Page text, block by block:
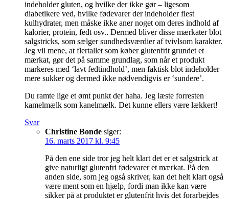
indeholder gluten, og hvilke der ikke gør – ligesom
diabetikere ved, hvilke fødevarer der indeholder flest
kulhydrater, men måske ikke aner noget om deres indhold af
kalorier, protein, fedt osv.. Dermed bliver disse mærkater blot
salgstricks, som sælger sundhedsværdier af tvivlsom karakter.
Jeg vil mene, at flertallet som køber glutenfrit grundet et
mærkat, gør det på samme grundlag, som når et produkt
markeres med ‘lavt fedtindhold’, men faktisk blot indeholder
mere sukker og dermed ikke nødvendigvis er ‘sundere’.
Du ramte lige et ømt punkt der haha. Jeg læste forresten
kamelmælk som kanelmælk. Det kunne ellers være lækkert!
Svar
Christine Bonde siger:
16. marts 2017 kl. 9:45
På den ene side tror jeg helt klart det er et salgstrick at
give naturligt glutenfri fødevarer et mærkat. På den
anden side, som jeg også skriver, kan det helt klart også
være ment som en hjælp, fordi man ikke kan være
sikker på at produktet er glutenfrit hvis det forarbejdes